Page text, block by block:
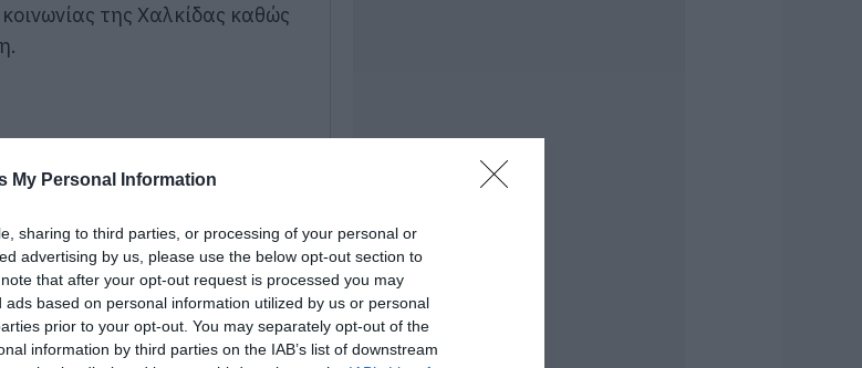
My Personal Information
sharing to third parties, or processing of your personal or
advertising by us, please use the below opt-out section to
that after your opt-out request is processed you may
based on personal information utilized by us or personal
prior to your opt-out. You may separately opt-out of the
information by third parties on the IAB’s list of downstream
της Χαλκίδας καθώς
– Στιγμές τρόμου
Χαλκίδα τώρα
φωτιά σε εμπορικό
06.08.2026 | 13:00
Ο μικρός μουσικός